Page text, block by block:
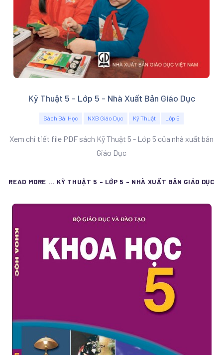
Kỹ Thuật 5 - Lớp 5 - Nhà Xuất Bản Giáo Dục
Sách Bài Học NXB Giáo Dục Kỹ Thuật Lớp 5
Xem chi tiết file PDF sách Kỹ Thuật 5 - Lớp 5 của nhà xuất bản
Giáo Dục
READ MORE ... KỸ THUẬT 5 - LỚP 5 - NHÀ XUẤT BẢN GIÁO DỤC